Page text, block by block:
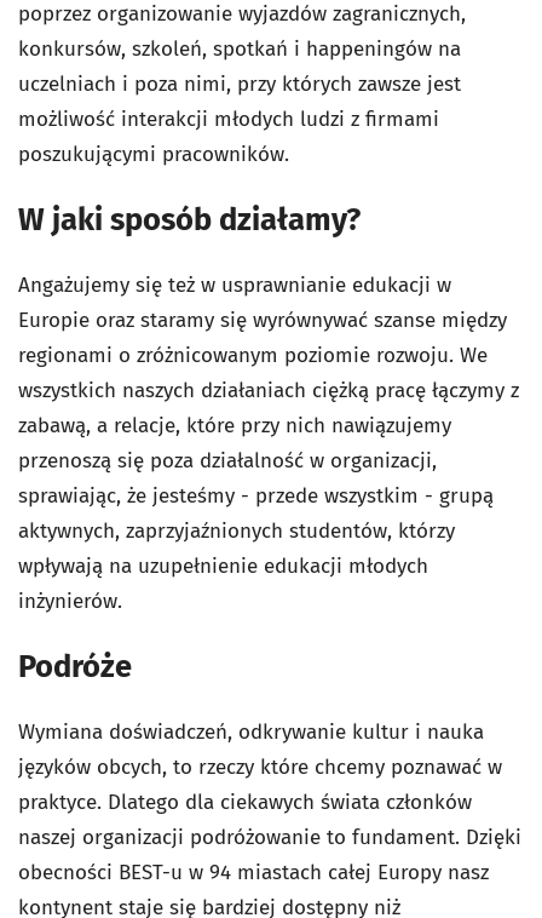
poprzez organizowanie wyjazdów zagranicznych,
konkursów, szkoleń, spotkań i happeningów na
uczelniach i poza nimi, przy których zawsze jest
możliwość interakcji młodych ludzi z firmami
poszukującymi pracowników.
W jaki sposób działamy?
Angażujemy się też w usprawnianie edukacji w
Europie oraz staramy się wyrównywać szanse między
regionami o zróżnicowanym poziomie rozwoju. We
wszystkich naszych działaniach ciężką pracę łączymy z
zabawą, a relacje, które przy nich nawiązujemy
przenoszą się poza działalność w organizacji,
sprawiając, że jesteśmy - przede wszystkim - grupą
aktywnych, zaprzyjaźnionych studentów, którzy
wpływają na uzupełnienie edukacji młodych
inżynierów.
Podróże
Wymiana doświadczeń, odkrywanie kultur i nauka
języków obcych, to rzeczy które chcemy poznawać w
praktyce. Dlatego dla ciekawych świata członków
naszej organizacji podróżowanie to fundament. Dzięki
obecności BEST-u w 94 miastach całej Europy nasz
kontynent staje się bardziej dostępny niż